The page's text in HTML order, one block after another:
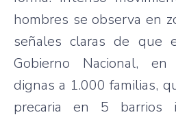
hombres se observa en
señales claras de que
Gobierno Nacional, en
dignas a 1.000 familias,
precaria en 5 barrios